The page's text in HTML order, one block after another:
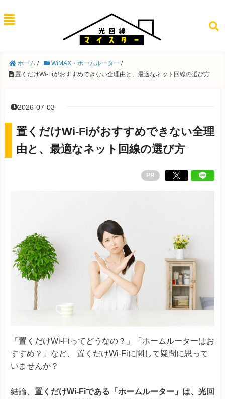
ホーム / WiMAX・ホームルーター /
置くだけWi-Fiがおすすめできない全理由と、最適なネット回線の選び方
2026-07-03
置くだけWi-Fiがおすすめできない全理
由と、最適なネット回線の選び方
PR
「置くだけWi-Fiってどうなの？」「ホームルーターはお
すすめ？」など、 置くだけWi-Fiに関して疑問に思って
いませんか？
結論、 置くだけWi-Fiである「ホームルーター」は、光回